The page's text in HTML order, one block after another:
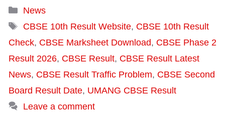
Categories
News
Tags
CBSE 10th Result Website, CBSE 10th Result
Check, CBSE Marksheet Download, CBSE Phase 2
Result 2026, CBSE Result, CBSE Result Latest
News, CBSE Result Traffic Problem, CBSE Second
Board Result Date, UMANG CBSE Result
Leave a comment